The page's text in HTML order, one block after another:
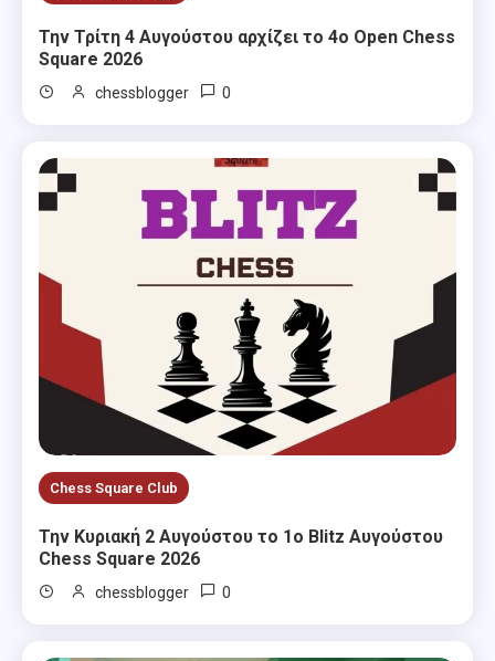
Την Τρίτη 4 Αυγούστου αρχίζει το 4ο Open Chess
Square 2026
chessblogger 0
Chess Square Club
Την Κυριακή 2 Αυγούστου το 1ο Blitz Αυγούστου
Chess Square 2026
chessblogger 0